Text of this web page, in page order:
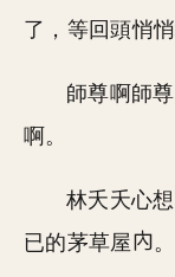
了，等回頭悄悄
師尊啊師
啊。
林夭夭心
已的茅草屋
。